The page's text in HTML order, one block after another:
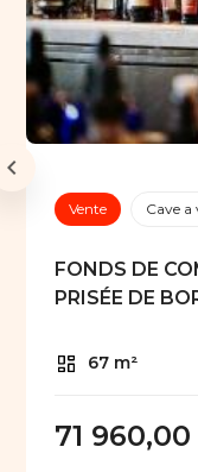
Vente Cave a
FONDS DE
PRISÉE DE
67 m²
71